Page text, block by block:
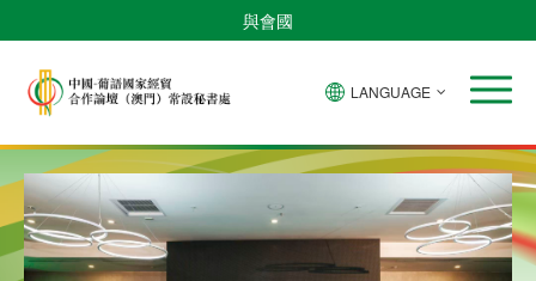
與會國
LANGUAGE